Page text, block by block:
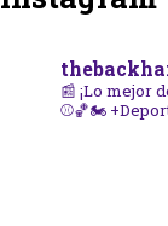
📰 ¡Lo mejor
⚾🏀🏍️